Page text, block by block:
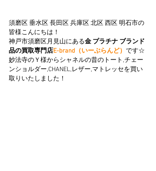
須磨区 垂水区 長田区 兵庫区 北区 西区 明石市の
皆様こんにちは！
神戸市須磨区月見山にある金 プラチナ ブランド
品の買取専門店E-brand（いーぶらんど） です☆
妙法寺のＹ様からシャネルの昔のトート,チェー
ンショルダー,CHANEL,レザー,マトレッセを買い
取りいたしました！